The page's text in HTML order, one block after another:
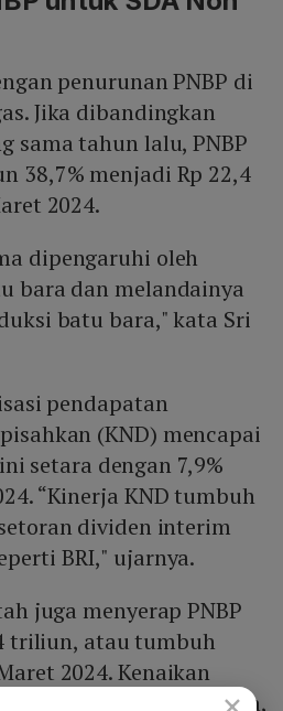
penurunan PNBP di
Jika dibandingkan
sama tahun lalu, PNBP
38,7% menjadi Rp 22,4
2024.
dipengaruhi oleh
bara dan melandainya
batu bara," kata Sri
pendapatan
(KND) mencapai
setara dengan 7,9%
“Kinerja KND tumbuh
dividen interim
BRI," ujarnya.
juga menyerap PNBP
triliun, atau tumbuh
2024. Kenaikan
pendapatan jasa tenaga,